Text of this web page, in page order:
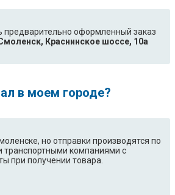
предварительно оформленный заказ
Краснинское шоссе, 10а
в моем городе?
но отправки производятся по
транспортными компаниями с
при получении товара.